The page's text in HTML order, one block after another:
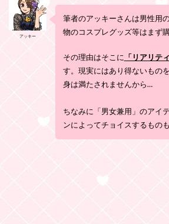
アッキー
筆者のアッキーさんは男性用
物のコスプレグッズ等はまず
​その理由はそこに 「リアリテ
す。現実にはあり得ないもの
身は満たされませんから…
ちなみに「男女兼用」のアイ
ンによってチョイスするもの